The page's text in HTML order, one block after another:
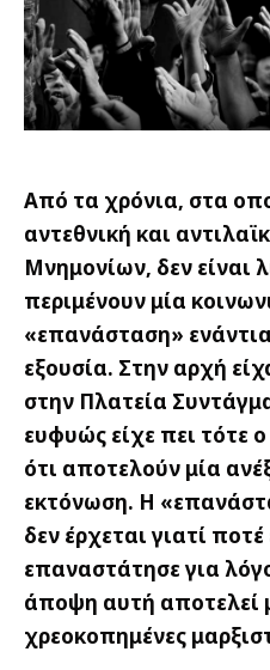
Από τα χρόνια, στα
αντεθνική και
Μνημονίων, δεν είναι
περιμένουν μία
«επανάσταση»
εξουσία. Στην αρχή
στην Πλατεία
ευφυώς είχε πει τότε
ότι αποτελούν μία
εκτόνωση. Η
δεν έρχεται γιατί
επαναστάτησε για
άποψη αυτή αποτελεί
χρεοκοπημένες